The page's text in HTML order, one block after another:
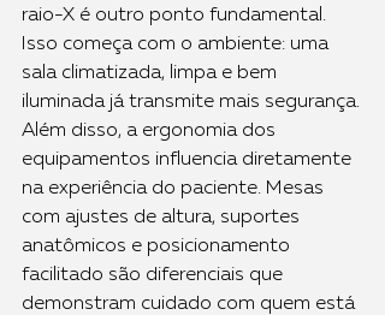
raio-X é outro ponto fundamental.
Isso começa com o ambiente: uma
sala climatizada, limpa e bem
iluminada já transmite mais segurança.
Além disso, a ergonomia dos
equipamentos influencia diretamente
na experiência do paciente. Mesas
com ajustes de altura, suportes
anatômicos e posicionamento
facilitado são diferenciais que
demonstram cuidado com quem está